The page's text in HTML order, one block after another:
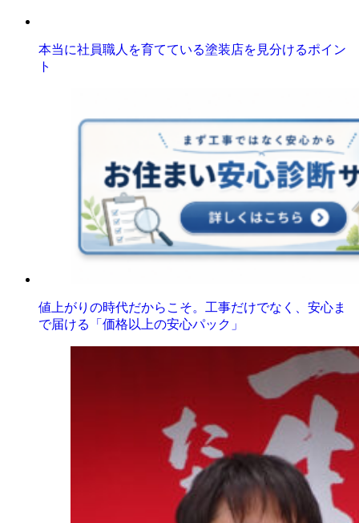
本当に社員職人を育てている塗装店を見分けるポイン
ト
値上がりの時代だからこそ。工事だけでなく、安心ま
で届ける「価格以上の安心パック」